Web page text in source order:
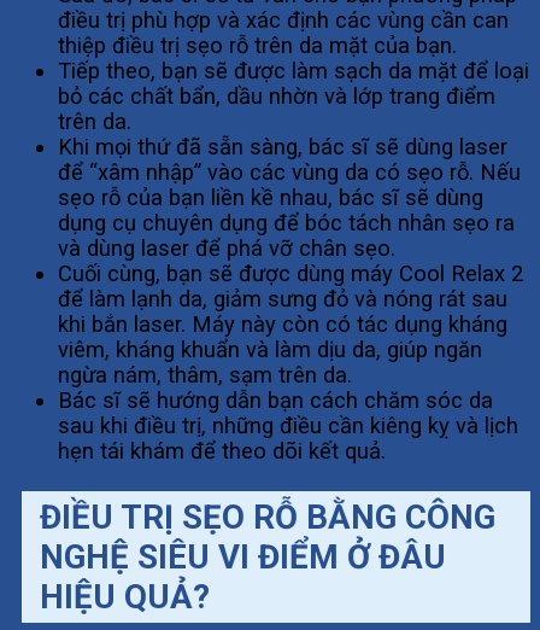
điều trị phù hợp và xác định các vùng cần can
thiệp điều trị sẹo rỗ trên da mặt của bạn.
Tiếp theo, bạn sẽ được làm sạch da mặt để loại
bỏ các chất bẩn, dầu nhờn và lớp trang điểm
trên da.
Khi mọi thứ đã sẵn sàng, bác sĩ sẽ dùng laser
để “xâm nhập” vào các vùng da có sẹo rỗ. Nếu
sẹo rỗ của bạn liền kề nhau, bác sĩ sẽ dùng
dụng cụ chuyên dụng để bóc tách nhân sẹo ra
và dùng laser để phá vỡ chân sẹo.
Cuối cùng, bạn sẽ được dùng máy Cool Relax 2
để làm lạnh da, giảm sưng đỏ và nóng rát sau
khi bắn laser. Máy này còn có tác dụng kháng
viêm, kháng khuẩn và làm dịu da, giúp ngăn
ngừa nám, thâm, sạm trên da.
Bác sĩ sẽ hướng dẫn bạn cách chăm sóc da
sau khi điều trị, những điều cần kiêng kỵ và lịch
hẹn tái khám để theo dõi kết quả.
ĐIỀU TRỊ SẸO RỖ BẰNG CÔNG
NGHỆ SIÊU VI ĐIỂM Ở ĐÂU
HIỆU QUẢ?